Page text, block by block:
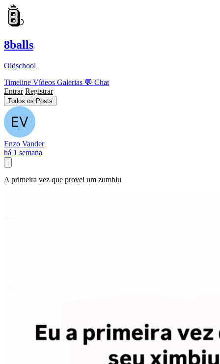
8balls
Oldschool
Timeline Vídeos Galerias 💬 Chat
Entrar Registrar
Todos os Posts
Enzo Vander
há 1 semana
A primeira vez que provei um zumbiu